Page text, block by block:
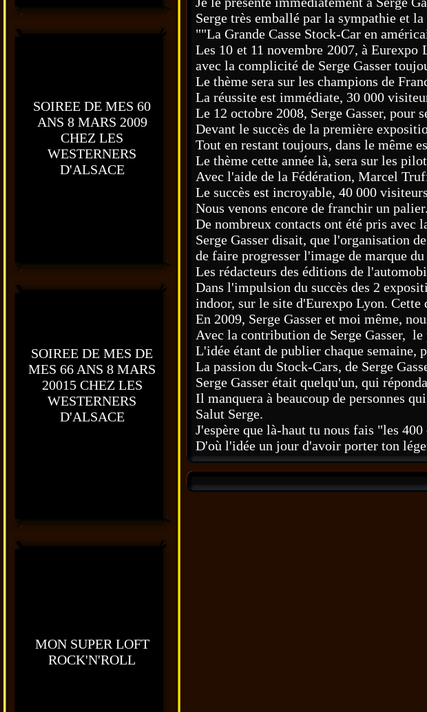
SOIREE DE MES 60
ANS 8 MARS 2009
CHEZ LES
WESTERNERS
D'ALSACE
SOIREE DE MES DE
MES 66 ANS 8 MARS
20015 CHEZ LES
WESTERNERS
D'ALSACE
MON SUPER LOFT
ROCK'N'ROLL
Serge très emballé par la sympathie et
""La Grande Casse Stock-Car en
Les 10 et 11 novembre 2007, à
avec la complicité de Serge Gasser
Le thème sera sur les champions de
La réussite est immédiate, 30 000
Le 12 octobre 2008, Serge Gasser, pour
Devant le succès de la première
Tout en restant toujours, dans le même
Le thème cette année là, sera sur les
Avec l'aide de la Fédération, Marcel
Le succès est incroyable, 40 000
Nous venons encore de franchir un palier.
De nombreux contacts ont été pris avec
Serge Gasser disait, que l'organisation
de faire progresser l'image de marque
Les rédacteurs des éditions de
Dans l'impulsion du succès des 2
indoor, sur le site d'Eurexpo Lyon. Cette
En 2009, Serge Gasser et moi même,
Avec la contribution de Serge Gasser,
L'idée étant de publier chaque semaine,
La passion du Stock-Cars, de Serge
Serge Gasser était quelqu'un, qui
Il manquera à beaucoup de personnes
Salut Serge.
J'espère que là-haut tu nous fais "les 400
D'où l'idée un jour d'avoir porter ton